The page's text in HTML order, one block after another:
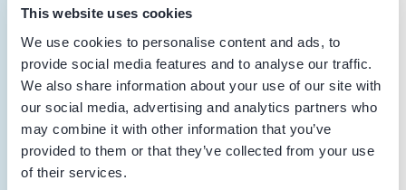
This website uses cookies
We use cookies to personalise content and ads, to
provide social media features and to analyse our traffic.
We also share information about your use of our site with
our social media, advertising and analytics partners who
may combine it with other information that you’ve
provided to them or that they’ve collected from your use
of their services.
geriatrie , implantoloog , tandheelkundige
Meer informatie tandarts
Noorman, A.P.
Meer informatie tandarts